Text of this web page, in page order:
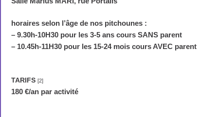
horaires selon l’âge de nos pitchounes :
– 9.30h-10H30 pour les 3-5 ans cours SANS parent
– 10.45h-11H30 pour les 15-24 mois cours AVEC parent
TARIFS [2]
180 €/an par activité